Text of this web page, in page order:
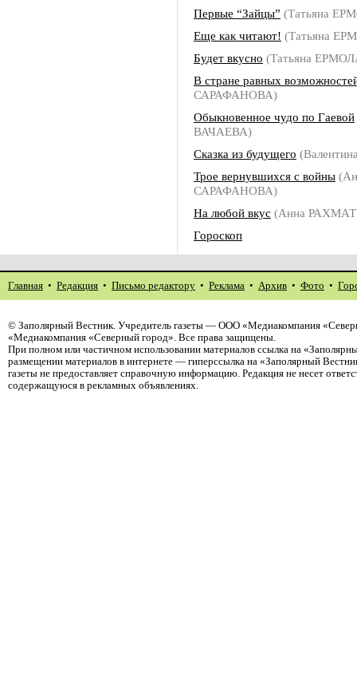
Первые “Зайцы” (Татьяна
Еще как читают! (Татьяна
Будет вкусно (Татьяна
В стране равных
САРАФАНОВА)
Обыкновенное чудо по Гаевой
ВАЧАЕВА)
Сказка из будущего
Трое вернувшихся с войны
САРАФАНОВА)
На любой вкус (Анна
Гороскоп
Главная • Редакция • Письмо редактору • Реклама • Архив • Фото •
© Заполярный Вестник. Учредитель газеты — ООО «Медиакомпания
«Медиакомпания «Северный город». Все права защищены.
При полном или частичном использовании материалов ссылка на
размещении материалов в интернете — гиперссылка на «Заполярный
газеты не предоставляет справочную информацию. Редакция не несет
содержащуюся в рекламных объявлениях.